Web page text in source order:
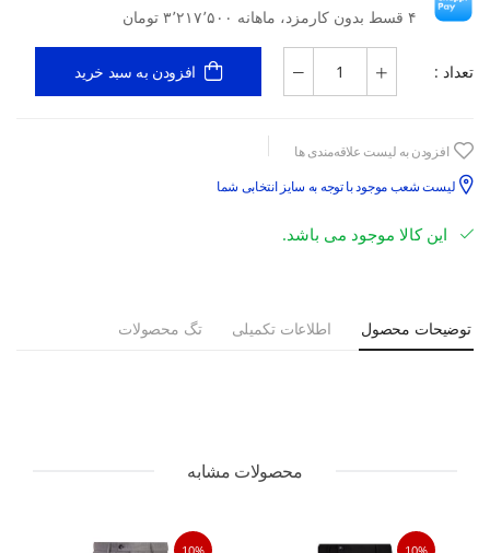
۴ قسط بدون کارمزد، ماهانه ۳٬۲۱۷٬۵۰۰ تومان
تعداد : افزودن به سبد خرید
افزودن به لیست علاقه‌مندی ها
لیست شعب موجود با توجه به سایز انتخابی شما
این کالا موجود می باشد.
توضیحات محصول اطلاعات تکمیلی تگ محصولات
محصولات مشابه